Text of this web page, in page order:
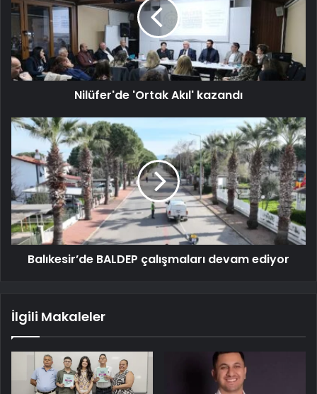
Nilüfer'de 'Ortak Akıl' kazandı
Balıkesir’de BALDEP çalışmaları devam ediyor
İlgili Makaleler